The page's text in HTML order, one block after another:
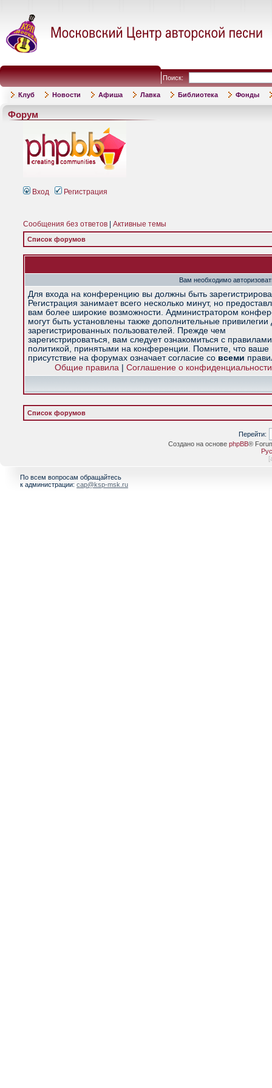
Поиск:
Клуб Новости Афиша Лавка Библиотека Фонды
Форум
Вход Регистрация
Сообщения без ответов Активные темы
Список форумов
Вам необходимо
Для входа на конференцию вы должны быть
Регистрация занимает всего несколько минут, но
вам более широкие возможности. Администратором
могут быть установлены также дополнительные привилегии
зарегистрированных пользователей. Прежде чем
зарегистрироваться, вам следует ознакомиться с
политикой, принятыми на конференции. Помните, что ваше
присутствие на форумах означает согласие со всеми
Общие правила| Соглашение о конфиденциальности
Список форумов
Перейти:
Создано на основе phpBB®
[
По всем вопросам обращайтесь
к администрации: cap@ksp-msk.ru